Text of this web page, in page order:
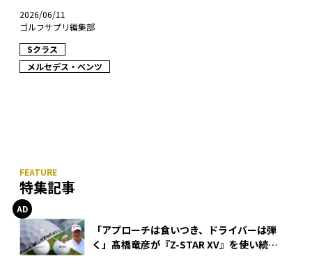
2026/06/11
ゴルフサプリ編集部
Sクラス
メルセデス・ベンツ
特集記事
「アプローチは食いつき、ドライバーは弾
く」髙橋竜彦が『Z-STAR XV』を使い続け